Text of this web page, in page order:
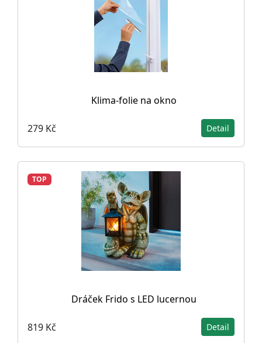
Klima-folie na okno
279 Kč Detail
TOP
Dráček Frido s LED lucernou
819 Kč Detail